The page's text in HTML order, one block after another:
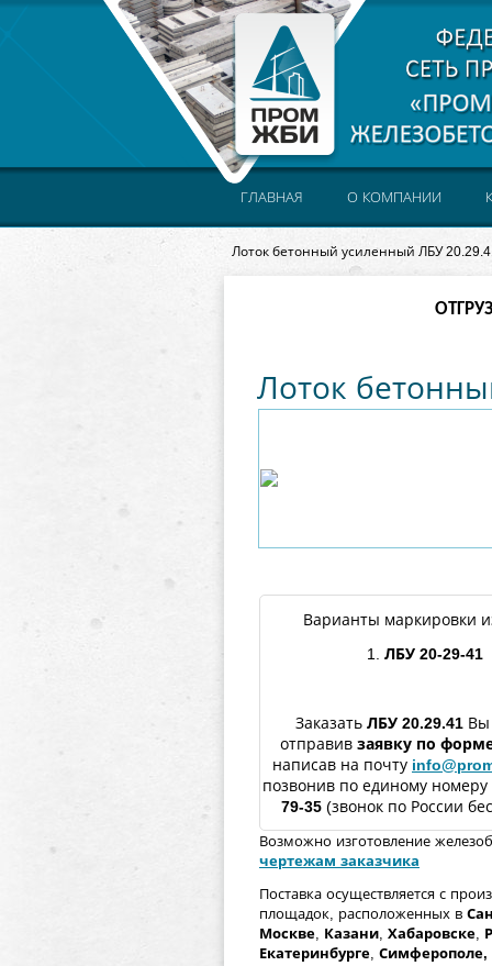
Лоток бетонный усиленный ЛБУ
ГЛАВНАЯ О КОМПАНИИ
Лоток
Варианты маркировки
1.
ЛБУ 20-29-41
Заказать ЛБУ 20.29.41 Вы
отправив заявку по
написав на почту
позвонив по единому номеру
79-35(звонок по России
Возможно изготовление
чертежам заказчика
Поставка осуществляется с
площадок, расположенных в
Москве, Казани, Хабаровске,
Екатеринбурге, Симферополе,